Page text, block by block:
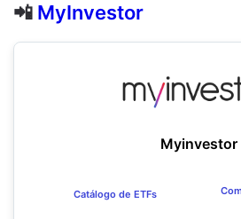
📲 MyInvestor
Myinvestor
Catálogo de ETFs